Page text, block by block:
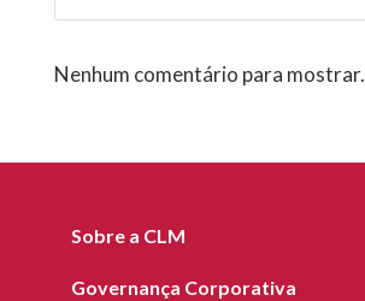
Nenhum comentário para mostrar.
Sobre a CLM
Governança Corporativa